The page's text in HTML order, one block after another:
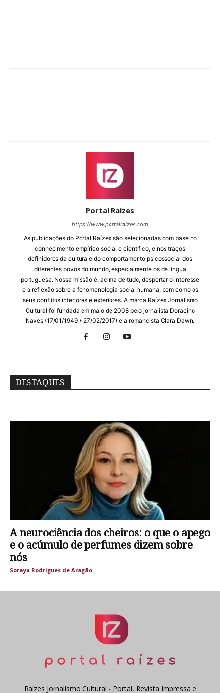
Portal Raízes
https://www.portalraizes.com
As publicações do Portal Raízes são selecionadas com base no
conhecimento empírico social e cientifico, e nos traços
definidores da cultura e do comportamento psicossocial dos
diferentes povos do mundo, especialmente os de língua
portuguesa. Nossa missão é, acima de tudo, despertar o interesse
e a reflexão sobre a fenomenologia social humana, bem como os
seus conflitos interiores e exteriores. A marca Raízes Jornalismo
Cultural foi fundada em maio de 2008 pelo jornalista Doracino
Naves (17/01/1949 * 27/02/2017) e a romancista Clara Dawn.
DESTAQUES
A neurociência dos cheiros: o que o apego
e o acúmulo de perfumes dizem sobre
nós
Soraya Rodrigues de Aragão
Raízes Jornalismo Cultural - Portal, Revista Impressa e